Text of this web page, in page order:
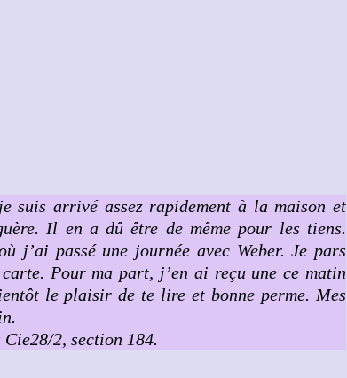
suis arrivé assez rapidement à la maison et
Il en a dû être de même pour les tiens.
j’ai passé une journée avec Weber. Je pars
Pour ma part, j’en ai reçu une ce matin
le plaisir de te lire et bonne perme. Mes
2, section 184.